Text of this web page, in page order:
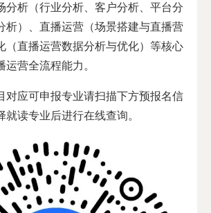
分析（行业分析、客户分析、平台分
析）、直播运营（场景搭建与直播营
（直播运营数据分析与优化）等核心
营全流程能力。
对应可申报专业请扫描下方预报名信
就读专业后进行在线查询。